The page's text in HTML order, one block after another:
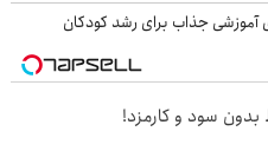
آموزشی جذاب برای رشد کودکان